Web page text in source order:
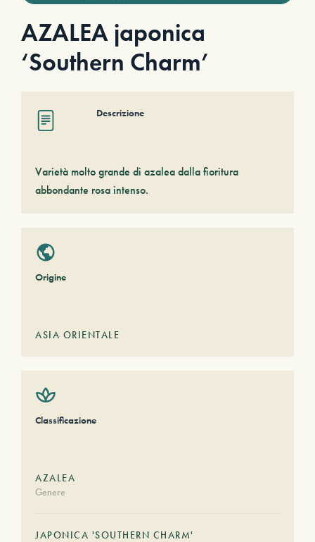
AZALEA japonica
‘Southern Charm’
Descrizione
Varietà molto grande di azalea dalla fioritura
abbondante rosa intenso.
Origine
ASIA ORIENTALE
Classificazione
AZALEA
Genere
JAPONICA 'SOUTHERN CHARM'